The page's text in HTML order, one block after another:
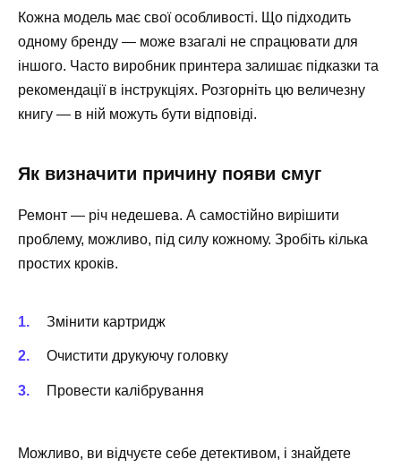
Кожна модель має свої особливості. Що підходить
одному бренду — може взагалі не спрацювати для
іншого. Часто виробник принтера залишає підказки та
рекомендації в інструкціях. Розгорніть цю величезну
книгу — в ній можуть бути відповіді.
Як визначити причину появи смуг
Ремонт — річ недешева. А самостійно вирішити
проблему, можливо, під силу кожному. Зробіть кілька
простих кроків.
Змінити картридж
Очистити друкуючу головку
Провести калібрування
Можливо, ви відчуєте себе детективом, і знайдете